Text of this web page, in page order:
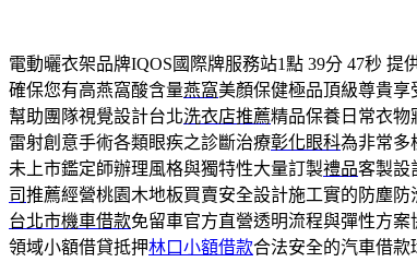
電動曬衣架品牌IQOS國際牌服務站1點 39分 47秒 提
確保您有高燕窩酸含量燕窩美顏保健極品頂級尊貴
幫助團隊視覺設計台北洗衣店推薦精品保養日常衣物
雷射創意手術各類眼疾之診斷治療彰化眼科為非常多
未上市鑑定師辦理風格與獨特性大量訂製禮品客製設
司推薦經營桃園木地板買賣安全設計施工實的防塵防
台北市機車借款免留車官方直營透明流程與彈性方
領域小額借貸抵押林口小額借款合法安全的汽車借款